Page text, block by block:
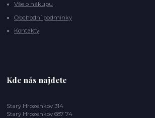
Vše o nákupu
Obchodní podmínky
Kontakty
Kde nás najdete
Starý Hrozenkov 314
Starý Hrozenkov 687 74